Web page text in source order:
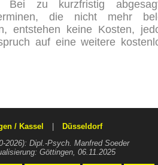
Bei zu kurzfristig
die nicht mehr
entstehen keine Kosten,
auf eine weitere
/ Kassel
Düsseldorf
2026): Dipl.-Psych. Manfred Soeder
Göttingen, 06.11.2025